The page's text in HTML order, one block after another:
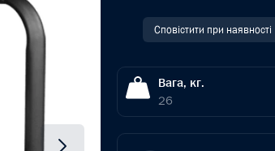
Сповістити при наявності
Вага, кг.
26